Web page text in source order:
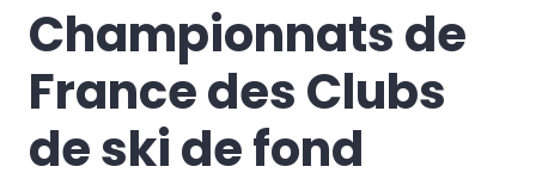
Championnats de
France des Clubs
de ski de fond